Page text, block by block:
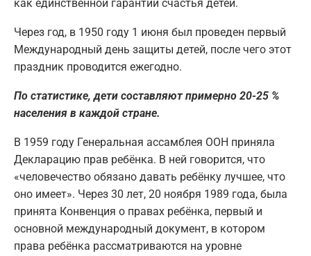
как единственной гарантии счастья детей.
Через год, в 1950 году 1 июня был проведен первый
Международный день защиты детей, после чего этот
праздник проводится ежегодно.
По статистике, дети составляют примерно 20-25 %
населения в каждой стране.
В 1959 году Генеральная ассамблея ООН приняла
Декларацию прав ребёнка. В ней говорится, что
«человечество обязано давать ребёнку лучшее, что
оно имеет». Через 30 лет, 20 ноября 1989 года, была
принята Конвенция о правах ребёнка, первый и
основной международный документ, в котором
права ребёнка рассматриваются на уровне